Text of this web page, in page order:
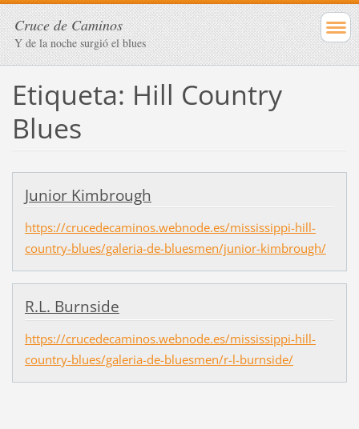
Cruce de Caminos
Y de la noche surgió el blues
Etiqueta: Hill Country
Blues
Junior Kimbrough
https://crucedecaminos.webnode.es/mississippi-hill-
country-blues/galeria-de-bluesmen/junior-kimbrough/
R.L. Burnside
https://crucedecaminos.webnode.es/mississippi-hill-
country-blues/galeria-de-bluesmen/r-l-burnside/